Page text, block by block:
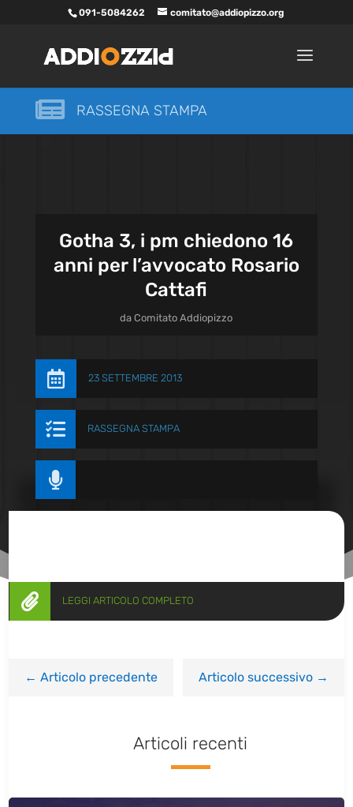
091-5084262 comitato@addiopizzo.org
 RASSEGNA STAMPA
Gotha 3, i pm chiedono 16
anni per l’avvocato Rosario
Cattafi
daComitato Addiopizzo
 23 SETTEMBRE 2013
 RASSEGNA STAMPA

 LEGGI ARTICOLO COMPLETO
←Articolo precedente Articolo successivo→
Articoli recenti